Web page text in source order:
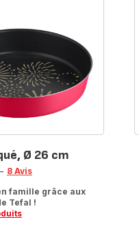
Ø 26 cm
- 8 Avis
famille grâce aux
Tefal !